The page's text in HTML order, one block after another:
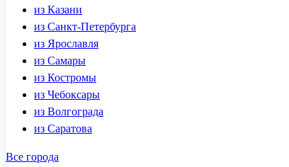
из Казани
из Санкт-Петербурга
из Ярославля
из Самары
из Костромы
из Чебоксары
из Волгограда
из Саратова
Все города